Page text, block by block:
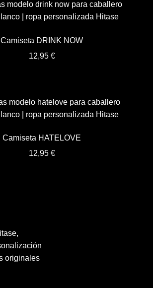
Camiseta DRINK NOW
12,95 €
Camiseta HATELOVE
12,95 €